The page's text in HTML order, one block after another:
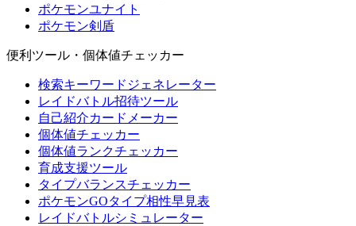
ポケモンユナイト
ポケモン剣盾
便利ツール・個体値チェッカー
検索キーワードジェネレーター
レイドバトル招待ツール
自己紹介カードメーカー
個体値チェッカー
個体値ランクチェッカー
育成支援ツール
タイプバランスチェッカー
ポケモンGOタイプ相性早見表
レイドバトルシミュレーター